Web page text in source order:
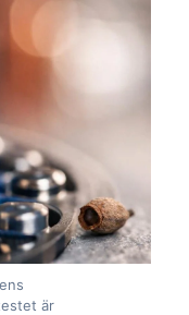
är